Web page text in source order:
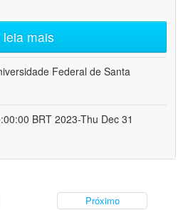
leia mais
Federal de Santa
BRT 2023-Thu Dec 31
Próximo